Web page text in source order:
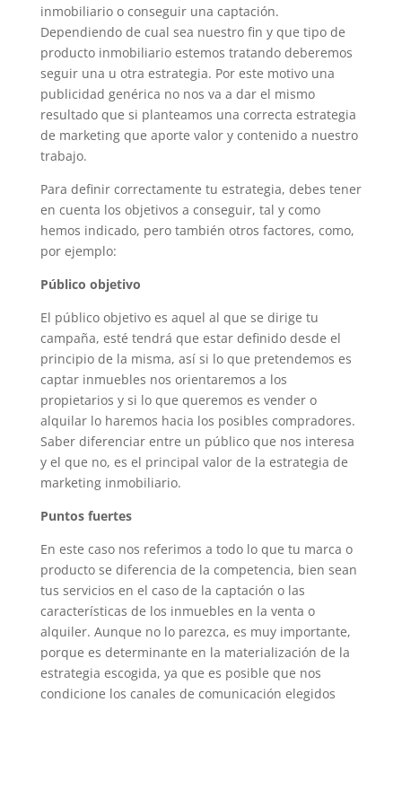
inmobiliario o conseguir una captación.
Dependiendo de cual sea nuestro fin y que tipo de
producto inmobiliario estemos tratando deberemos
seguir una u otra estrategia. Por este motivo una
publicidad genérica no nos va a dar el mismo
resultado que si planteamos una correcta estrategia
de marketing que aporte valor y contenido a nuestro
trabajo.
Para definir correctamente tu estrategia, debes tener
en cuenta los objetivos a conseguir, tal y como
hemos indicado, pero también otros factores, como,
por ejemplo:
Público objetivo
El público objetivo es aquel al que se dirige tu
campaña, esté tendrá que estar definido desde el
principio de la misma, así si lo que pretendemos es
captar inmuebles nos orientaremos a los
propietarios y si lo que queremos es vender o
alquilar lo haremos hacia los posibles compradores.
Saber diferenciar entre un público que nos interesa
y el que no, es el principal valor de la estrategia de
marketing inmobiliario.
Puntos fuertes
En este caso nos referimos a todo lo que tu marca o
producto se diferencia de la competencia, bien sean
tus servicios en el caso de la captación o las
características de los inmuebles en la venta o
alquiler. Aunque no lo parezca, es muy importante,
porque es determinante en la materialización de la
estrategia escogida, ya que es posible que nos
condicione los canales de comunicación elegidos